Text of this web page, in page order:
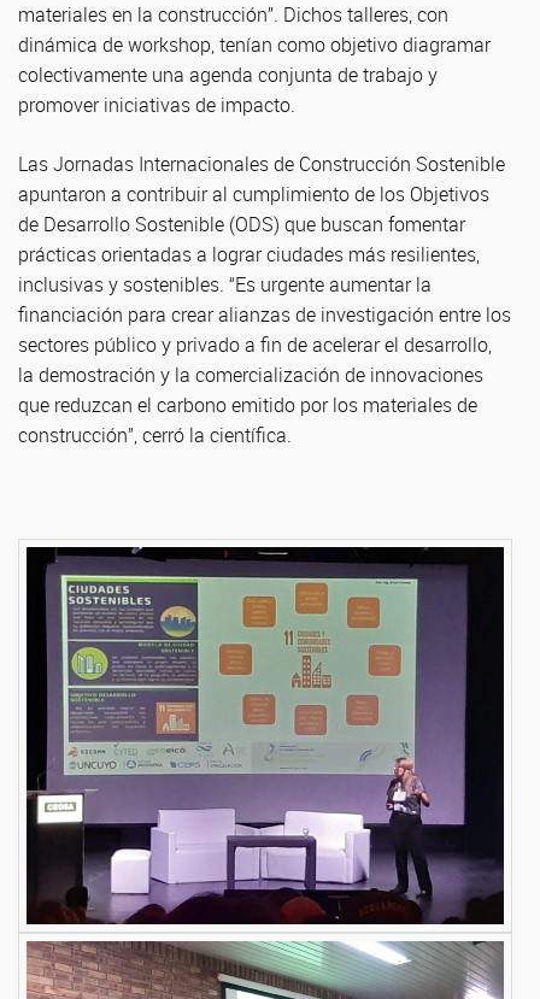
materiales en la construcción”. Dichos talleres, con
dinámica de workshop, tenían como objetivo diagramar
colectivamente una agenda conjunta de trabajo y
promover iniciativas de impacto.
Las Jornadas Internacionales de Construcción Sostenible
apuntaron a contribuir al cumplimiento de los Objetivos
de Desarrollo Sostenible (ODS) que buscan fomentar
prácticas orientadas a lograr ciudades más resilientes,
inclusivas y sostenibles. “Es urgente aumentar la
financiación para crear alianzas de investigación entre los
sectores público y privado a fin de acelerar el desarrollo,
la demostración y la comercialización de innovaciones
que reduzcan el carbono emitido por los materiales de
construcción”, cerró la científica.